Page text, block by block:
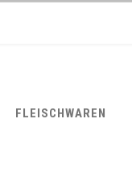
FLEISCHWAREN